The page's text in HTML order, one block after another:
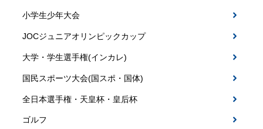
小学生少年大会
JOCジュニアオリンピックカップ
大学・学生選手権(インカレ)
国民スポーツ大会(国スポ・国体)
全日本選手権・天皇杯・皇后杯
ゴルフ